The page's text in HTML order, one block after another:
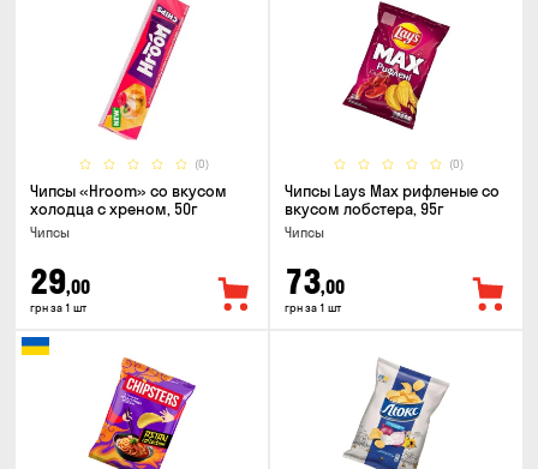
(0)
Чипсы «Hroom» со вкусом
холодца с хреном, 50г
Чипсы
29,00
грн за 1 шт
(0)
Чипсы Lays Max рифленые со
вкусом лобстера, 95г
Чипсы
73,00
грн за 1 шт